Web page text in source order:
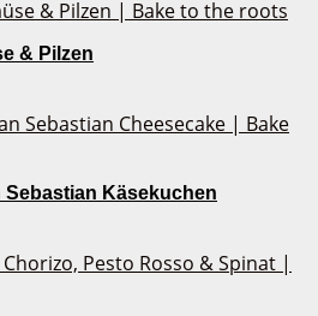
& Pilzen
Käsekuchen